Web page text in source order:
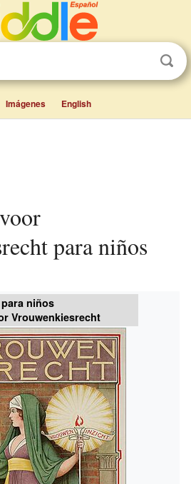
Imágenes English
para niños
niños
Vrouwenkiesrecht